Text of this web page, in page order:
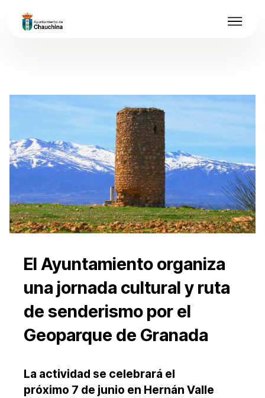
El Ayuntamiento organiza
una jornada cultural y ruta
de senderismo por el
Geoparque de Granada
La actividad se celebrará el
próximo 7 de junio en Hernán Valle